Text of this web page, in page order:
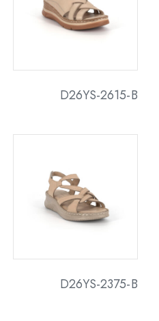
D26YS-2615-B
D26YS-2375-B